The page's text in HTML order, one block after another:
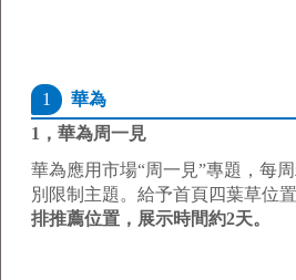
1
華為
1，華為周一見
華為應用市場“周一見”專題，每
別限制主題。給予首頁四葉草位置
排推薦位置，展示時間約2天。